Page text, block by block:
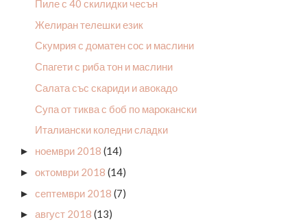
Пиле с 40 скилидки чесън
Желиран телешки език
Скумрия с доматен сос и маслини
Спагети с риба тон и маслини
Салата със скариди и авокадо
Супа от тиква с боб по марокански
Италиански коледни сладки
► ноември 2018 (14)
► октомври 2018 (14)
► септември 2018 (7)
► август 2018 (13)